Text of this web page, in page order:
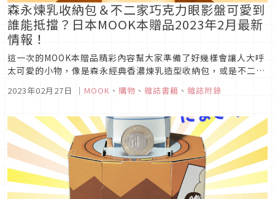
森永煉乳收納包＆不二家巧克力眼影盤可愛到
誰能抵擋？日本MOOK本贈品2023年2月最新
情報！
這一次的MOOK本贈品精彩內容幫大家準備了好幾樣會讓人大呼
太可愛的小物，像是森永經典香濃煉乳造型收納包，或是不二家
慕敏家族壁貼也是不可不搶的居家裝飾雜貨，就連韓國超流行的
富的清單...
2023年02月27日 ｜ MOOK 、 購物 、 雜誌書籍 、 雜誌附錄